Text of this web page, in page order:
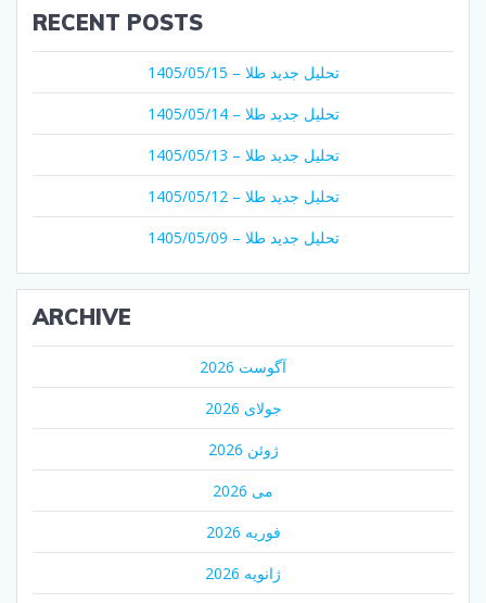
RECENT POSTS
تحلیل جدید طلا – 1405/05/15
تحلیل جدید طلا – 1405/05/14
تحلیل جدید طلا – 1405/05/13
تحلیل جدید طلا – 1405/05/12
تحلیل جدید طلا – 1405/05/09
ARCHIVE
آگوست 2026
جولای 2026
ژوئن 2026
می 2026
فوریه 2026
ژانویه 2026